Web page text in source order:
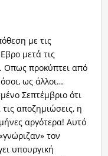
με τις
μετά τις
Οπως προκύπτει από
ως άλλοι…
Σεπτέμβριο ότι
αποζημιώσεις, η
αργότερα! Αυτό
τον
υπουργική